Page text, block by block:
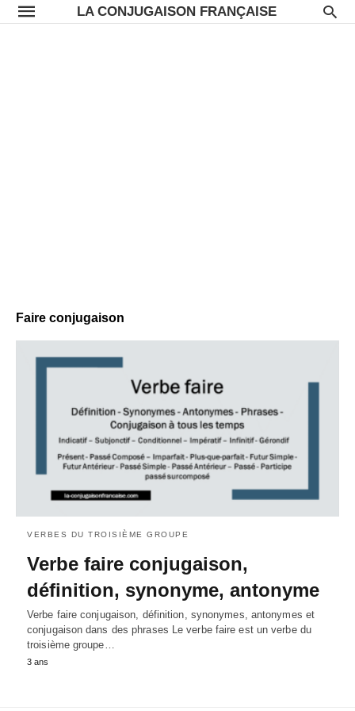
LA CONJUGAISON FRANÇAISE
Faire conjugaison
VERBES DU TROISIÈME GROUPE
Verbe faire conjugaison,
définition, synonyme, antonyme
Verbe faire conjugaison, définition, synonymes, antonymes et
conjugaison dans des phrases Le verbe faire est un verbe du
troisième groupe…
3 ans